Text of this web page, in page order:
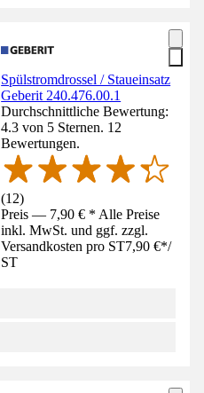
Spülstromdrossel / Staueinsatz
Geberit 240.476.00.1
Durchschnittliche Bewertung:
4.3 von 5 Sternen. 12
Bewertungen.
(12)
Preis — 7,90 € * Alle Preise
inkl. MwSt. und ggf. zzgl.
Versandkosten pro ST7,90 €*/
ST